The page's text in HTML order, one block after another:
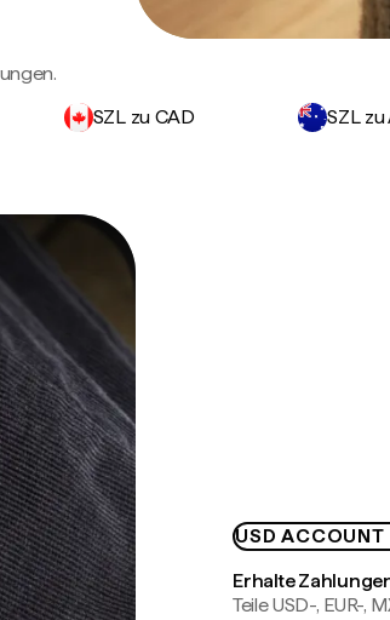
SZL zu CAD SZL zu
USD ACCOUNT
Erhalte
Teile USD-, EUR-,